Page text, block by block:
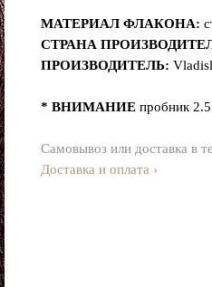
МАТЕРИАЛ ФЛАКОНА:
СТРАНА
ПРОИЗВОДИТЕЛЬ:
* ВНИМАНИЕ пробник 2.5
Самовывоз или доставка в
Доставка и оплата ›